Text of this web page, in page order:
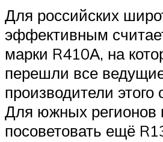
Для российских
эффективным
марки R410А, на
перешли все
производители этого
Для южных регионов
посоветовать ещё